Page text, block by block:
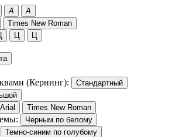
A A
Times New Roman
Ц Ц
(Кернинг):
Стандартный
Arial Times New Roman
Черным по белому
Темно-синим по голубому